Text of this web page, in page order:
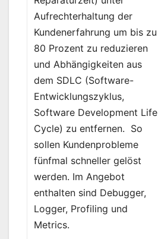
Aufrechterhaltung der
Kundenerfahrung um bis zu
80 Prozent zu reduzieren
und Abhängigkeiten aus
dem SDLC (Software-
Entwicklungszyklus,
Software Development Life
Cycle) zu entfernen. So
sollen Kundenprobleme
fünfmal schneller gelöst
werden. Im Angebot
enthalten sind Debugger,
Logger, Profiling und
Metrics.